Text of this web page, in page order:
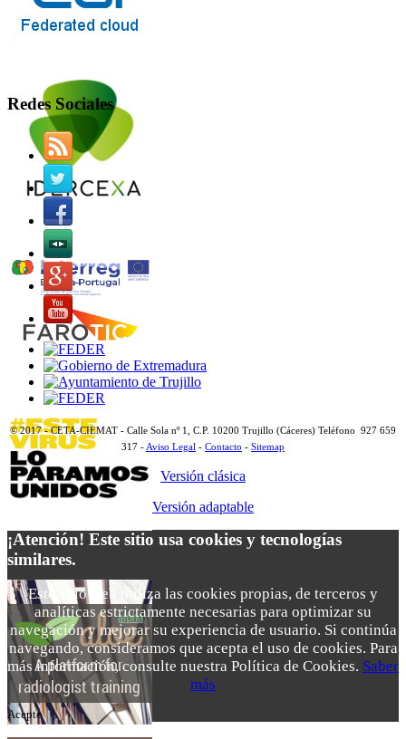
Redes Sociales
© 2017 - CETA-CIEMAT - Calle Sola nº 1, C.P. 10200 Trujillo (Cáceres) Teléfono 927 659
317 - Aviso Legal - Contacto - Sitemap
Versión clásica
Versión adaptable
¡Atención! Este sitio usa cookies y tecnologías
similares.
Este sitio web utiliza las cookies propias, de terceros y
analíticas estrictamente necesarias para optimizar su
navegación y mejorar su experiencia de usuario. Si continúa
navegando, consideramos que acepta el uso de cookies. Para
más información, consulte nuestra Política de Cookies. Saber
más
Acepto